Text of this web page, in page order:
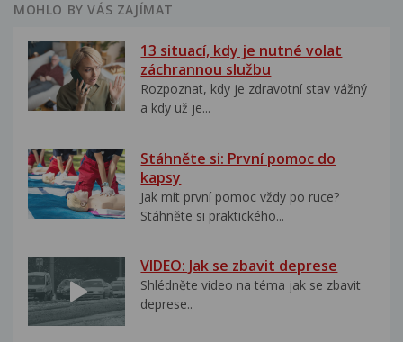
MOHLO BY VÁS ZAJÍMAT
13 situací, kdy je nutné volat
záchrannou službu
Rozpoznat, kdy je zdravotní stav vážný
a kdy už je...
Stáhněte si: První pomoc do
kapsy
Jak mít první pomoc vždy po ruce?
Stáhněte si praktického...
VIDEO: Jak se zbavit deprese
Shlédněte video na téma jak se zbavit
deprese..